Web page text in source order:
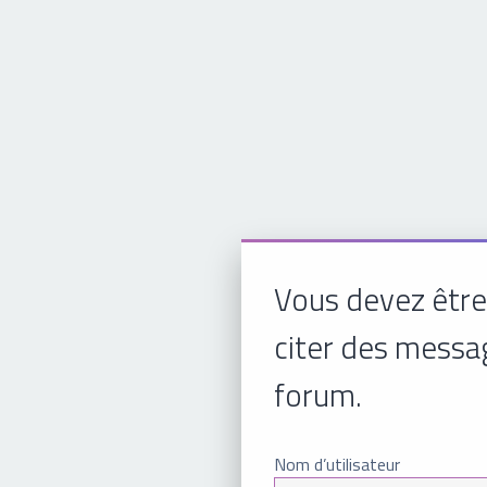
Vous devez
citer des
forum.
Nom d’utilisateur